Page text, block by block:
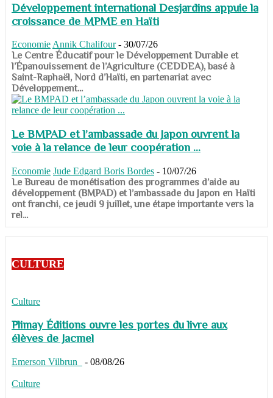
Développement international Desjardins appuie la
croissance de MPME en Haïti
Economie Annik Chalifour - 30/07/26
​​​​​​​Le Centre Éducatif pour le Développement Durable et
l’Épanouissement de l’Agriculture (CEDDEA), basé à
Saint-Raphaël, Nord d’Haïti, en partenariat avec
Développement...
Le BMPAD et l’ambassade du Japon ouvrent la
voie à la relance de leur coopération ...
Economie Jude Edgard Boris Bordes - 10/07/26
​​​​​​​Le Bureau de monétisation des programmes d’aide au
développement (BMPAD) et l’ambassade du Japon en Haïti
ont franchi, ce jeudi 9 juillet, une étape importante vers la
rel...
CULTURE
Culture
Plimay Éditions ouvre les portes du livre aux
élèves de Jacmel
Emerson Vilbrun - 08/08/26
Culture